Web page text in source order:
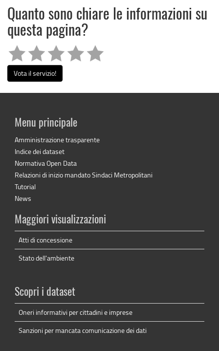
Quanto sono chiare le informazioni su
questa pagina?
Vota il servizio!
Menu principale
Amministrazione trasparente
Indice dei dataset
Normativa Open Data
Relazioni di inizio mandato Sindaci Metropolitani
Tutorial
News
Maggiori visualizzazioni
Atti di concessione
Stato dell'ambiente
Scopri i dataset
Oneri informativi per cittadini e imprese
Sanzioni per mancata comunicazione dei dati